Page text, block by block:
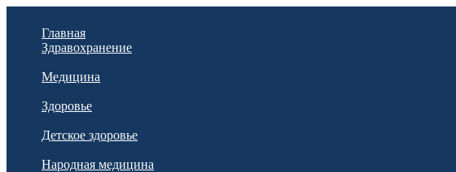
Главная
Здравохранение
Медицина
Здоровье
Детское здоровье
Народная медицина